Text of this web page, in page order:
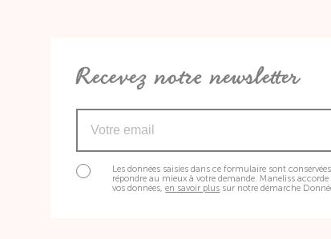
Recevez notre newsletter
Les données saisies dans ce formulaire sont
répondre au mieux à votre demande. Maneliss
vos données,en savoir plus sur notre démarche